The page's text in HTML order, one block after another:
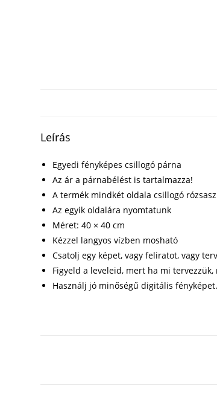
Leírás
Egyedi fényképes csillogó párna
Az ár a párnabélést is tartalmazza!
A termék mindkét oldala csillogó
Az egyik oldalára nyomtatunk
Méret: 40 × 40 cm
Kézzel langyos vízben mosható
Csatolj egy képet, vagy feliratot, vagy
Figyeld a leveleid, mert ha mi
Használj jó minőségű digitális